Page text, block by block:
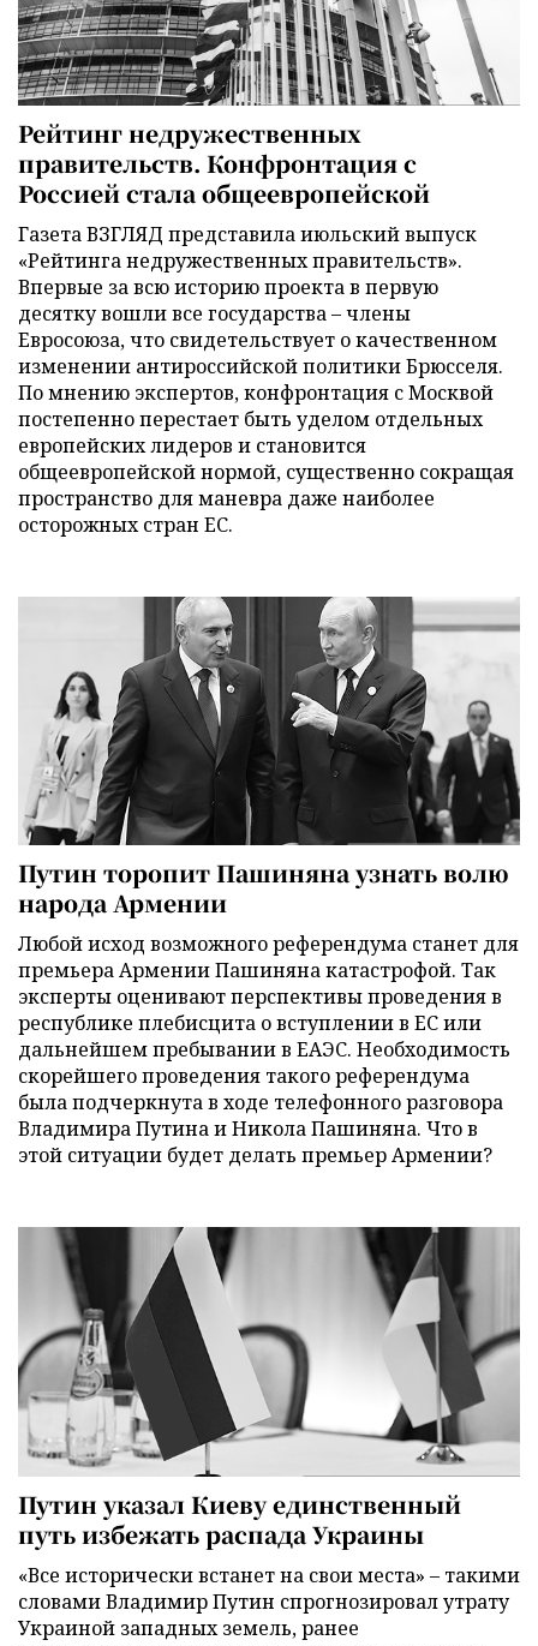
Рейтинг недружественных
правительств. Конфронтация с
Россией стала общеевропейской
Газета ВЗГЛЯД представила июльский выпуск
«Рейтинга недружественных правительств».
Впервые за всю историю проекта в первую
десятку вошли все государства – члены
Евросоюза, что свидетельствует о качественном
изменении антироссийской политики Брюсселя.
По мнению экспертов, конфронтация с Москвой
постепенно перестает быть уделом отдельных
европейских лидеров и становится
общеевропейской нормой, существенно сокращая
пространство для маневра даже наиболее
осторожных стран ЕС.
Путин торопит Пашиняна узнать волю
народа Армении
Любой исход возможного референдума станет для
премьера Армении Пашиняна катастрофой. Так
эксперты оценивают перспективы проведения в
республике плебисцита о вступлении в ЕС или
дальнейшем пребывании в ЕАЭС. Необходимость
скорейшего проведения такого референдума
была подчеркнута в ходе телефонного разговора
Владимира Путина и Никола Пашиняна. Что в
этой ситуации будет делать премьер Армении?
Путин указал Киеву единственный
путь избежать распада Украины
«Все исторически встанет на свои места» – такими
словами Владимир Путин спрогнозировал утрату
Украиной западных земель, ранее